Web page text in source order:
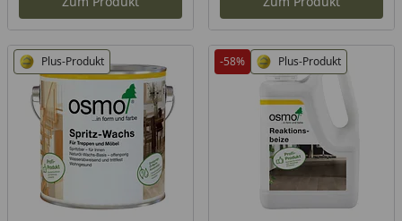
Plus-Produkt -58% Plus-Produkt